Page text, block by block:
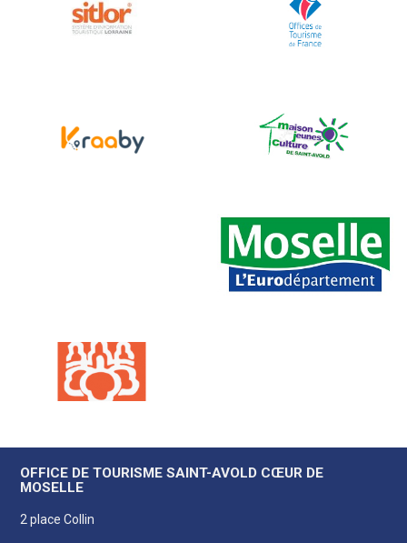
OFFICE DE TOURISME SAINT-AVOLD CŒUR DE
MOSELLE
2 place Collin